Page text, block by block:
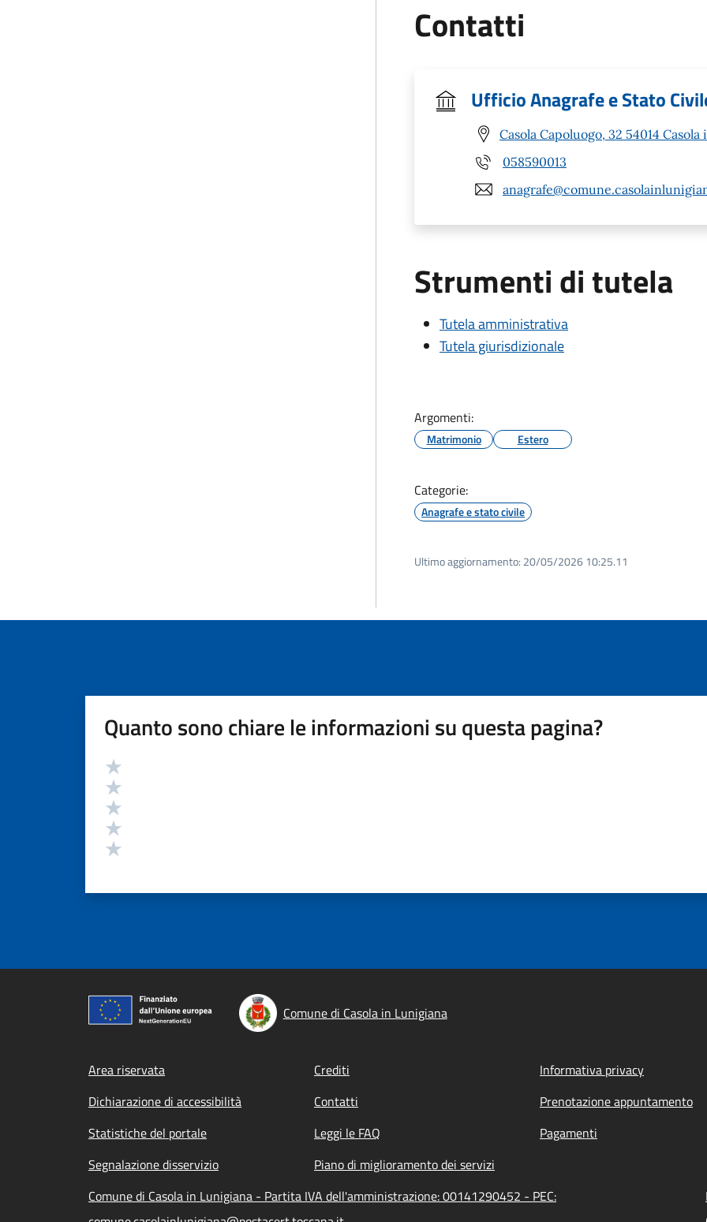
Contatti
Ufficio Anagrafe e Stato
Casola Capoluogo, 32 54014
058590013
Strumenti di tutela
Tutela amministrativa
Tutela giurisdizionale
Argomenti:
Matrimonio Estero
Categorie:
Anagrafe e stato civile
Ultimo aggiornamento: 20/05/2026 10:25.11
Quanto sono chiare le informazioni su questa pagina?
Valutazione
Comune di Casola in Lunigiana
Footer menu
Area riservata Crediti Informativa privacy
Dichiarazione di accessibilità
Contatti Prenotazione appuntamento
Statistiche del portale
Leggi le FAQ Pagamenti
Segnalazione disservizio
Piano di miglioramento dei servizi
Comune di Casola in Lunigiana - Partita IVA dell'amministrazione: 00141290452 - PEC: